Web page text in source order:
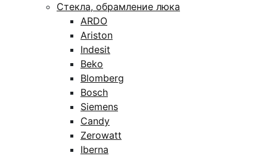
Стекла, обрамление люка
ARDO
Ariston
Indesit
Beko
Blomberg
Bosch
Siemens
Candy
Zerowatt
Iberna